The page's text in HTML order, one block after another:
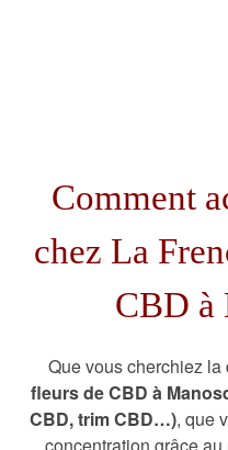
Comment
chez La
CBD à
Que vous cherchiez la
fleurs de CBD à
CBD, trim CBD…), que